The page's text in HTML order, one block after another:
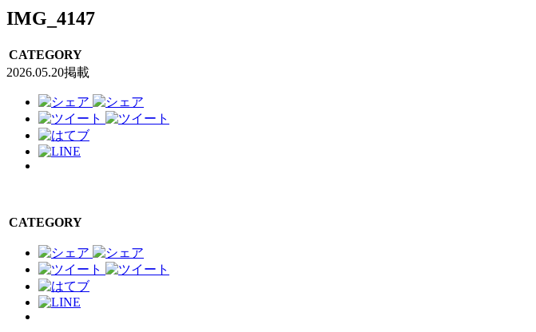
IMG_4147
CATEGORY
2026.05.20掲載
CATEGORY